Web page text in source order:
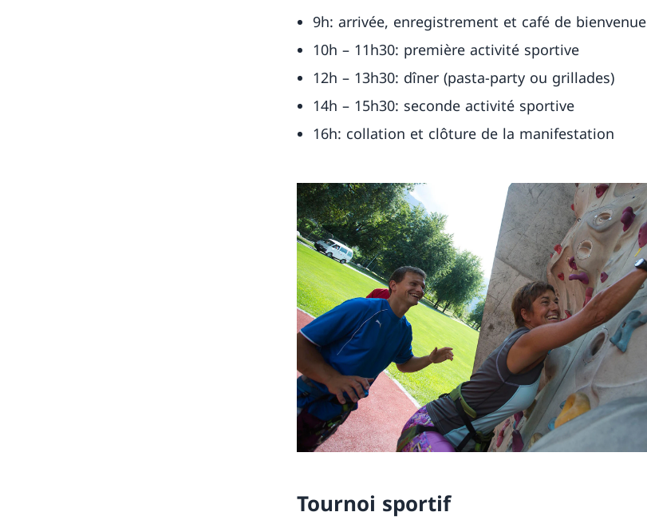
9h: arrivée, enregistrement et café de bienvenue
10h – 11h30: première activité sportive
12h – 13h30: dîner (pasta-party ou grillades)
14h – 15h30: seconde activité sportive
16h: collation et clôture de la manifestation
Tournoi sportif